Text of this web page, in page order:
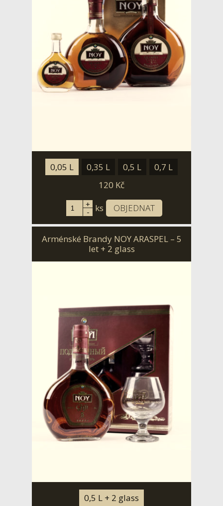
0,05 L 0,35 L 0,5 L
0,7 L
120 Kč
+
- ks OBJEDNAT
Arménské Brandy NOY ARASPEL – 5
let + 2 glass
0,5 L + 2 glass